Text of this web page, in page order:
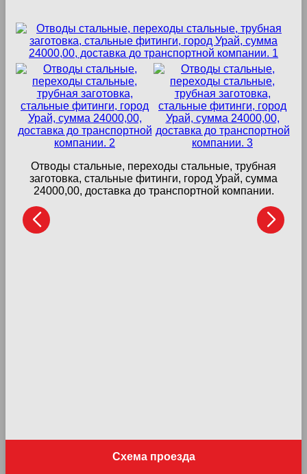
Отводы стальные, переходы стальные, трубная
заготовка, стальные фитинги, город Урай, сумма
24000,00, доставка до транспортной компании.
Схема проезда